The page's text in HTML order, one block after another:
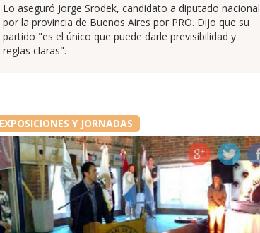
Lo aseguró Jorge Srodek, candidato a diputado nacional
por la provincia de Buenos Aires por PRO. Dijo que su
partido "es el único que puede darle previsibilidad y
reglas claras".
EXPOSICIONES Y JORNADAS